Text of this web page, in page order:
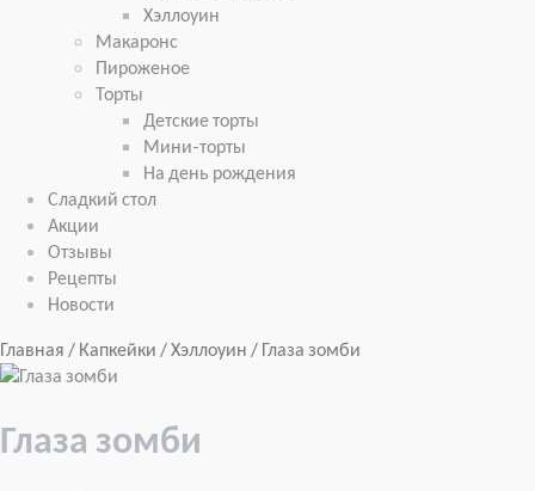
Хэллоуин
Макаронс
Пироженое
Торты
Детские торты
Мини-торты
На день рождения
Сладкий стол
Акции
Отзывы
Рецепты
Новости
Главная / Капкейки /Хэллоуин / Глаза зомби
Глаза зомби